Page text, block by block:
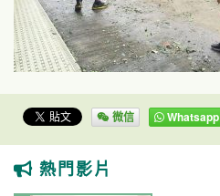
微信 Whatsapp
熱門影片